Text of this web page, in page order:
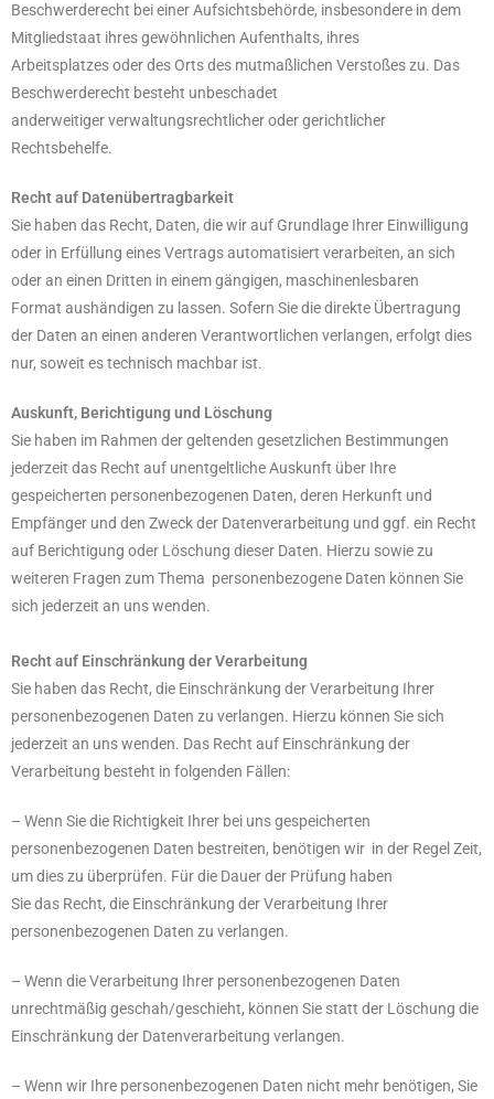
Beschwerderecht bei einer Aufsichtsbehörde, insbesondere in dem
Mitgliedstaat ihres gewöhnlichen Aufenthalts, ihres
Arbeitsplatzes oder des Orts des mutmaßlichen Verstoßes zu. Das
Beschwerderecht besteht unbeschadet
anderweitiger verwaltungsrechtlicher oder gerichtlicher
Rechtsbehelfe.
Recht auf Datenübertragbarkeit
Sie haben das Recht, Daten, die wir auf Grundlage Ihrer Einwilligung
oder in Erfüllung eines Vertrags automatisiert verarbeiten, an sich
oder an einen Dritten in einem gängigen, maschinenlesbaren
Format aushändigen zu lassen. Sofern Sie die direkte Übertragung
der Daten an einen anderen Verantwortlichen verlangen, erfolgt dies
nur, soweit es technisch machbar ist.
Auskunft, Berichtigung und Löschung
Sie haben im Rahmen der geltenden gesetzlichen Bestimmungen
jederzeit das Recht auf unentgeltliche Auskunft über Ihre
gespeicherten personenbezogenen Daten, deren Herkunft und
Empfänger und den Zweck der Datenverarbeitung und ggf. ein Recht
auf Berichtigung oder Löschung dieser Daten. Hierzu sowie zu
weiteren Fragen zum Thema personenbezogene Daten können Sie
sich jederzeit an uns wenden.
Recht auf Einschränkung der Verarbeitung
Sie haben das Recht, die Einschränkung der Verarbeitung Ihrer
personenbezogenen Daten zu verlangen. Hierzu können Sie sich
jederzeit an uns wenden. Das Recht auf Einschränkung der
Verarbeitung besteht in folgenden Fällen:
– Wenn Sie die Richtigkeit Ihrer bei uns gespeicherten
personenbezogenen Daten bestreiten, benötigen wir in der Regel Zeit,
um dies zu überprüfen. Für die Dauer der Prüfung haben
Sie das Recht, die Einschränkung der Verarbeitung Ihrer
personenbezogenen Daten zu verlangen.
– Wenn die Verarbeitung Ihrer personenbezogenen Daten
unrechtmäßig geschah/geschieht, können Sie statt der Löschung die
Einschränkung der Datenverarbeitung verlangen.
– Wenn wir Ihre personenbezogenen Daten nicht mehr benötigen, Sie